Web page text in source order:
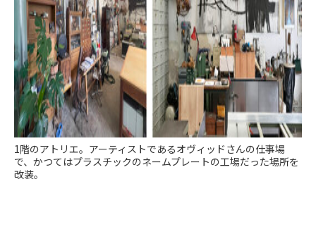
1階のアトリエ。アーティストであるオヴィッドさんの仕事場
で、かつてはプラスチックのネームプレートの工場だった場所を
改装。